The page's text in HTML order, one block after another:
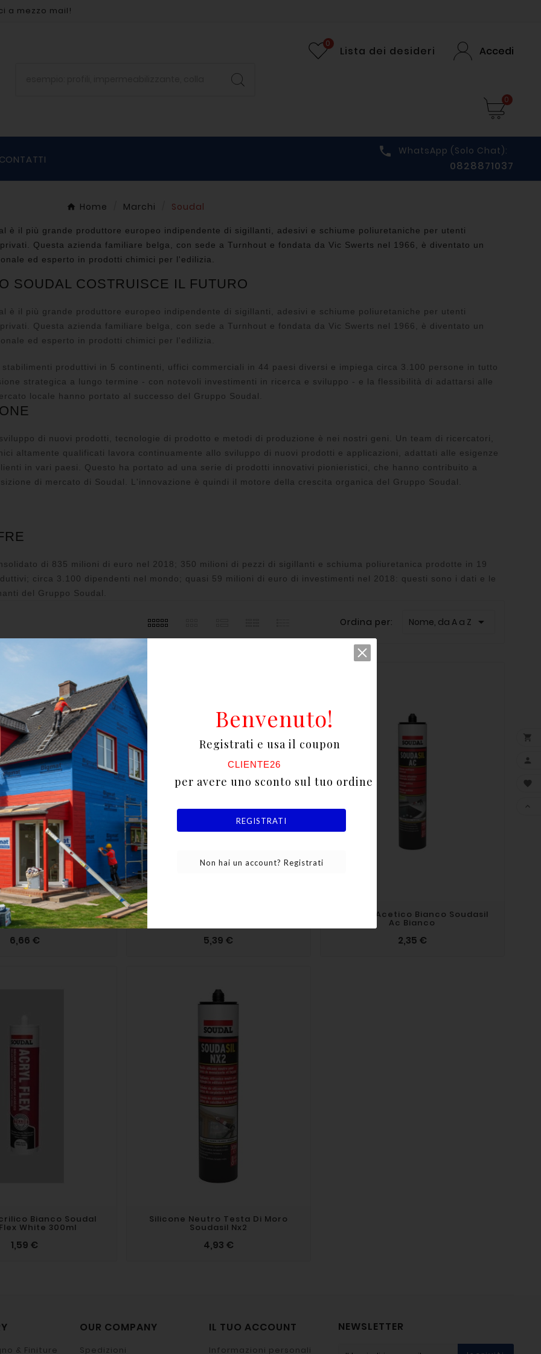
a mezzo mail!
Lista dei desideri
0
Accedi
0
CONTATTI
 WhatsApp (solo Chat):
0828871037
Home Marchi Soudal
è il più grande produttore europeo indipendente di sigillanti, adesivi e schiume poliuretaniche per utenti
Questa azienda familiare belga, con sede a Turnhout e fondata da Vic Swerts nel 1966, è diventato un
ed esperto in prodotti chimici per l'edilizia.
SOUDAL COSTRUISCE IL FUTURO
è il più grande produttore europeo indipendente di sigillanti, adesivi e schiume poliuretaniche per utenti
Questa azienda familiare belga, con sede a Turnhout e fondata da Vic Swerts nel 1966, è diventato un
ed esperto in prodotti chimici per l'edilizia.
stabilimenti produttivi in 5 continenti, uffici commerciali in 44 paesi diversi e impiega circa 3.100 persone in tutto
strategica a lungo termine - con notevoli investimenti in ricerca e sviluppo - e la flessibilità di adattarsi alle
locale hanno portato al successo del Gruppo Soudal.
di nuovi prodotti, tecnologie di prodotto e metodi di produzione è nei nostri geni. Un team di ricercatori,
altamente qualificati lavora continuamente allo sviluppo di nuovi prodotti e applicazioni, adattati alle esigenze
in vari paesi. Questo ha portato ad una serie di prodotti innovativi pionieristici, che hanno contribuito a
di mercato di Soudal. L'innovazione è quindi il motore della crescita organica del Gruppo Soudal.
di 835 milioni di euro nel 2018; 350 milioni di pezzi di sigillanti e schiuma poliuretanica prodotte in 19
circa 3.100 dipendenti nel mondo; quasi 59 milioni di euro di investimenti nel 2018: questi sono i dati e le
del Gruppo Soudal.
Ordina per: Nome, da A a Z 
E Tetti Manuale
Tt
6,66 € 5,39 €
Silicone Acetico Bianco Soudasil
Ac Bianco
2,35 €
Bianco Soudal
White 300ml
1,59 €
Silicone Neutro Testa Di Moro
Soudasil Nx2
4,93 €
& Finiture
OUR COMPANY
Spedizioni
IL TUO ACCOUNT
Informazioni personali
NEWSLETTER




REGISTRATI
Non hai un account? Registrati
Registrati e usa il coupon
per avere uno sconto sul tuo ordine
CLIENTE26
Benvenuto!